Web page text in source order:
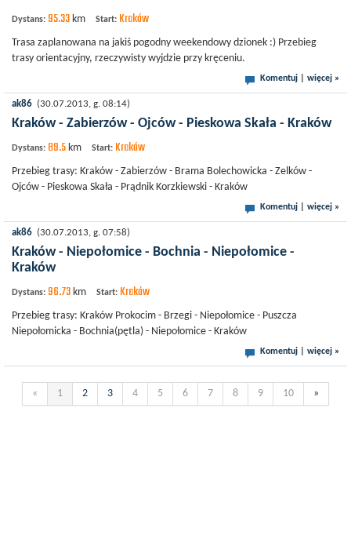
Dystans: 95.33 km Start: Kraków
Trasa zaplanowana na jakiś pogodny weekendowy dzionek :) Przebieg
trasy orientacyjny, rzeczywisty wyjdzie przy kręceniu.
Komentuj więcej »
ak86 (30.07.2013, g. 08:14)
Kraków - Zabierzów - Ojców - Pieskowa Skała - Kraków
Dystans: 89.5 km Start: Kraków
Przebieg trasy: Kraków - Zabierzów - Brama Bolechowicka - Zelków -
Ojców - Pieskowa Skała - Prądnik Korzkiewski - Kraków
Komentuj więcej »
ak86 (30.07.2013, g. 07:58)
Kraków - Niepołomice - Bochnia - Niepołomice -
Kraków
Dystans: 96.73 km Start: Kraków
Przebieg trasy: Kraków Prokocim - Brzegi - Niepołomice - Puszcza
Niepołomicka - Bochnia(pętla) - Niepołomice - Kraków
Komentuj więcej »
« 1 2 3 4 5 6 7 8 9 10 »